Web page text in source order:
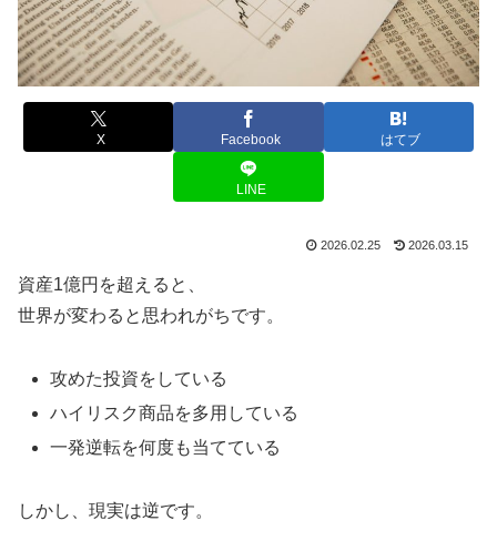
X Facebook はてブ
LINE
2026.02.25 2026.03.15
資産1億円を超えると、
世界が変わると思われがちです。
攻めた投資をしている
ハイリスク商品を多用している
一発逆転を何度も当てている
しかし、現実は逆です。